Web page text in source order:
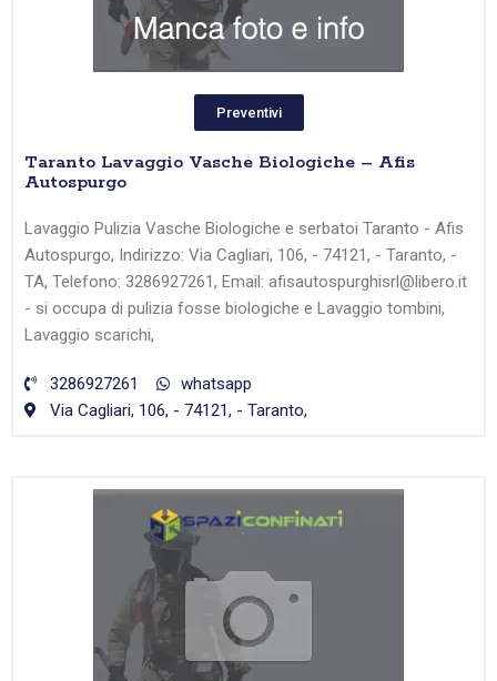
Preventivi
Taranto Lavaggio Vasche Biologiche – Afis
Autospurgo
Lavaggio Pulizia Vasche Biologiche e serbatoi Taranto - Afis
Autospurgo, Indirizzo: Via Cagliari, 106, - 74121, - Taranto, -
TA, Telefono: 3286927261, Email: afisautospurghisrl@libero.it
- si occupa di pulizia fosse biologiche e Lavaggio tombini,
Lavaggio scarichi,
3286927261
whatsapp
Via Cagliari, 106, - 74121, - Taranto,